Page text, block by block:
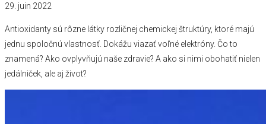
29. juin 2022
Antioxidanty sú rôzne látky rozličnej chemickej štruktúry, ktoré majú
jednu spoločnú vlastnosť. Dokážu viazať voľné elektróny. Čo to
znamená? Ako ovplyvňujú naše zdravie? A ako si nimi obohatiť nielen
jedálniček, ale aj život?